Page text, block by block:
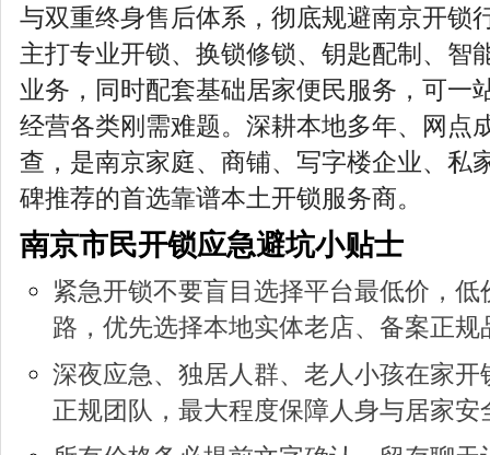
与双重终身售后体系，彻底规避南京开锁
主打专业开锁、换锁修锁、钥匙配制、智
业务，同时配套基础居家便民服务，可一
经营各类刚需难题。深耕本地多年、网点
查，是南京家庭、商铺、写字楼企业、私
碑推荐的首选靠谱本土开锁服务商。
南京市民开锁应急避坑小贴士
紧急开锁不要盲目选择平台最低价，
路，优先选择本地实体老店、备案正规
深夜应急、独居人群、老人小孩在家开
正规团队，最大程度保障人身与居家安